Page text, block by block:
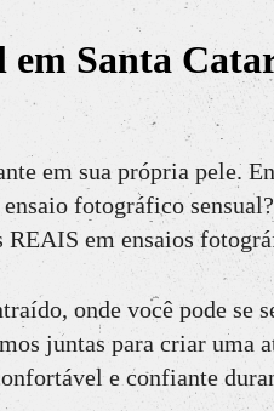
em Santa
em sua própria pele.
fotográfico
em ensaios
onde você pode se
juntas para criar uma
e confiante